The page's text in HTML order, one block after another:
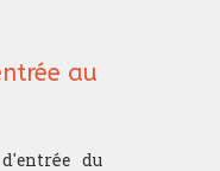
au
du